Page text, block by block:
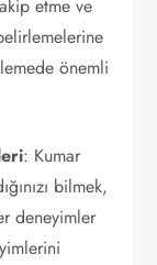
etme ve
önemli
: Kumar
bilmek,
deneyimler